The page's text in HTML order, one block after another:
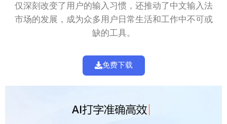
仅深刻改变了用户的输入习惯，还推动了中文输入法
市场的发展，成为众多用户日常生活和工作中不可或
缺的工具。
免费下载